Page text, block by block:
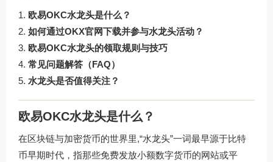
欧易OKC水龙头是什么？
如何通过OKX官网下载并参与水龙头活动？
欧易OKC水龙头的领取规则与技巧
常见问题解答（FAQ）
水龙头是否值得关注？
欧易OKC水龙头是什么？
在区块链与加密货币的世界里,“水龙头”一词最早源于比特
币早期时代，指那些免费发放小额数字货币的网站或平